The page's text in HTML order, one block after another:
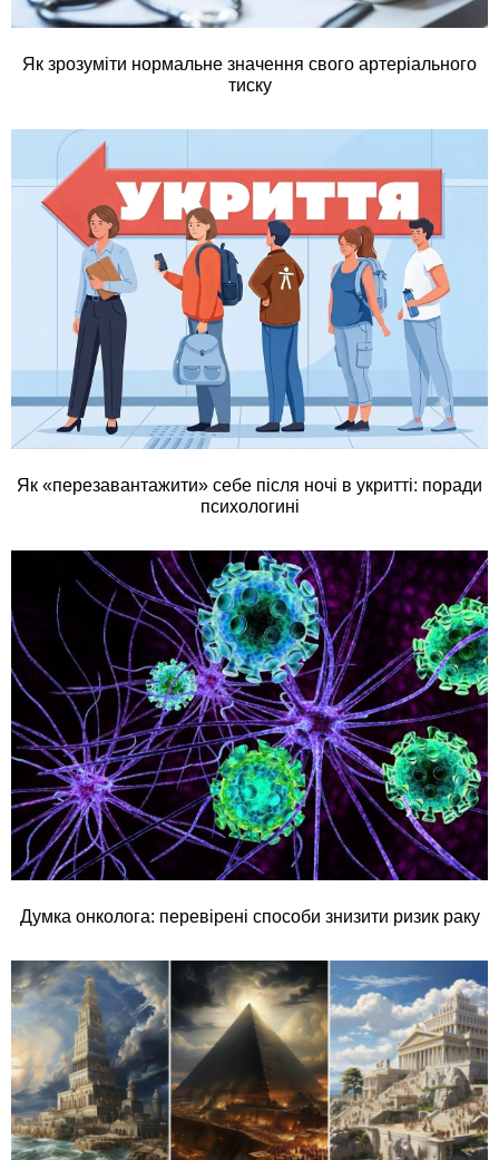
Як зрозуміти нормальне значення свого артеріального
тиску
Як «перезавантажити» себе після ночі в укритті: поради
психологині
Думка онколога: перевірені способи знизити ризик раку